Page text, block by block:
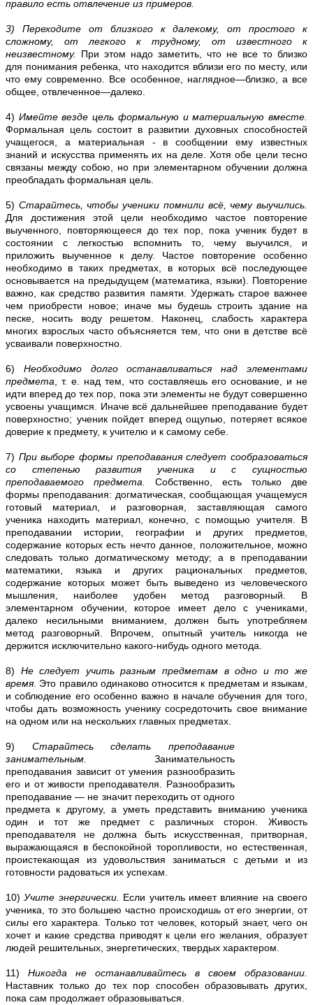
правило есть отвлечение из примеров.
3) Переходите от близкого к далекому, от простого к
сложному, от легкого к трудному, от известного к
неизвестному. При этом надо заметить, что не все то близко
для понимания ребенка, что находится вблизи его по месту, или
что ему современно. Все особенное, наглядное—близко, а все
общее, отвлеченное—далеко.
4) Имейте везде цель формальную и материальную вместе.
Формальная цель состоит в развитии духовных способностей
учащегося, a материальная - в сообщении ему известных
знаний и искусства применять их на деле. Хотя обе цели тесно
связаны между собою, но при элементарном обучении должна
преобладать формальная цель.
5) Старайтесь, чтобы ученики помнили всё, чему выучились.
Для достижения этой цели необходимо частое повторение
выученного, повторяющееся до тех пор, пока ученик будет в
состоянии с легкостью вспомнить то, чему выучился, и
приложить выученное к делу. Частое повторение особенно
необходимо в таких предметах, в которых всё последующее
основывается на предыдущем (математика, языки). Повторение
важно, как средство развития памяти. Удержать старое важнее
чем приобрести новое; иначе мы будешь строить здание на
песке, носить воду решетом. Наконец, слабость характера
многих взрослых часто объясняется тем, что они в детстве всё
усваивали поверхностно.
6) Необходимо долго останавливаться над элементами
предмета , т. е. над тем, что составляешь его основание, и не
идти вперед до тех пор, пока эти элементы не будут совершенно
усвоены учащимся. Иначе всё дальнейшее преподавание будет
поверхностно; ученик пойдет вперед ощупью, потеряет всякое
доверие к предмету, к учителю и к самому себе.
7) При выборе формы преподавания следует сообразоваться
со степенью развития ученика и с сущностью
преподаваемого предмета. Собственно, есть только две
формы преподавания: догматическая, сообщающая учащемуся
готовый материал, и разговорная, заставляющая самого
ученика находить материал, конечно, с помощью учителя. В
преподавании истории, географии и других предметов,
содержание которых есть нечто данное, положительное, можно
следовать только догматическому методу; а в преподавании
математики, языка и других рациональных предметов,
содержание которых может быть выведено из человеческого
мышления, наиболее удобен метод разговорный. В
элементарном обучении, которое имеет дело с учениками,
далеко несильными вниманием, должен быть употребляем
метод разговорный. Впрочем, опытный учитель никогда не
держится исключительно какого-нибудь одного метода.
8) Не следует учить разным предметам в одно и то же
время. Это правило одинаково относится к предметам и языкам,
и соблюдение его особенно важно в начале обучения для того,
чтобы дать возможность ученику сосредоточить свое внимание
на одном или на нескольких главных предметах.
9) Старайтесь сделать преподавание
занимательным. Занимательность
преподавания зависит от умения разнообразить
его и от живости преподавателя. Разнообразить
преподавание — не значит переходить от одного
предмета к другому, a уметь представить вниманию ученика
один и тот же предмет с различных сторон. Живость
преподавателя не должна быть искусственная, притворная,
выражающаяся в беспокойной торопливости, но естественная,
проистекающая из удовольствия заниматься с детьми и из
готовности радоваться их успехам.
10)Учите энергически. Если учитель имеет влияние на своего
ученика, то это большею частно происходишь от его энергии, от
силы его характера. Только тот человек, который знает, чего он
хочет и какие средства приводят к цели его желания, образует
людей решительных, энергетических, твердых характером.
11) Никогда не останавливайтесь в своем образовании.
Наставник только до тех пор способен образовывать других,
пока сам продолжает образовываться.